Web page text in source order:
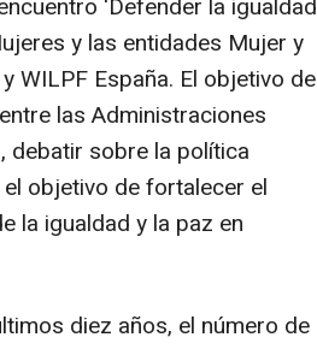
'Defender la igualdad
y las entidades Mujer y
WILPF España. El objetivo de
las Administraciones
debatir sobre la política
objetivo de fortalecer el
la igualdad y la paz en
diez años, el número de